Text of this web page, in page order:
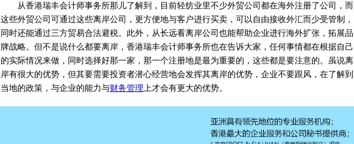
从香港瑞丰会计师事务所那儿了解到，目前轻纺业里不少外贸公司都在海外注册了公司，而
这些外贸公司可通过这些离岸公司，更方便地与客户进行买卖，可以自由接收外汇而少受管制，
同时还能通过三方贸易合法避税。此外，从长远看离岸公司也能帮助企业进行海外扩张，拓展品
牌战略。但不是说什么都要离岸，香港瑞丰会计师事务所也在告诉大家，任何事情都在根据自己
的实际情况来做，同时选择好那一家，那一个注册地是最为重要的，这些都是要注意的。虽说离
岸有很大的优势，但其要需要投资者潜心经营地会发挥其离岸的优势，企业不要跟风，在了解到
当地的政策，与企业的能力与财务管理 上才会有更大的优势。